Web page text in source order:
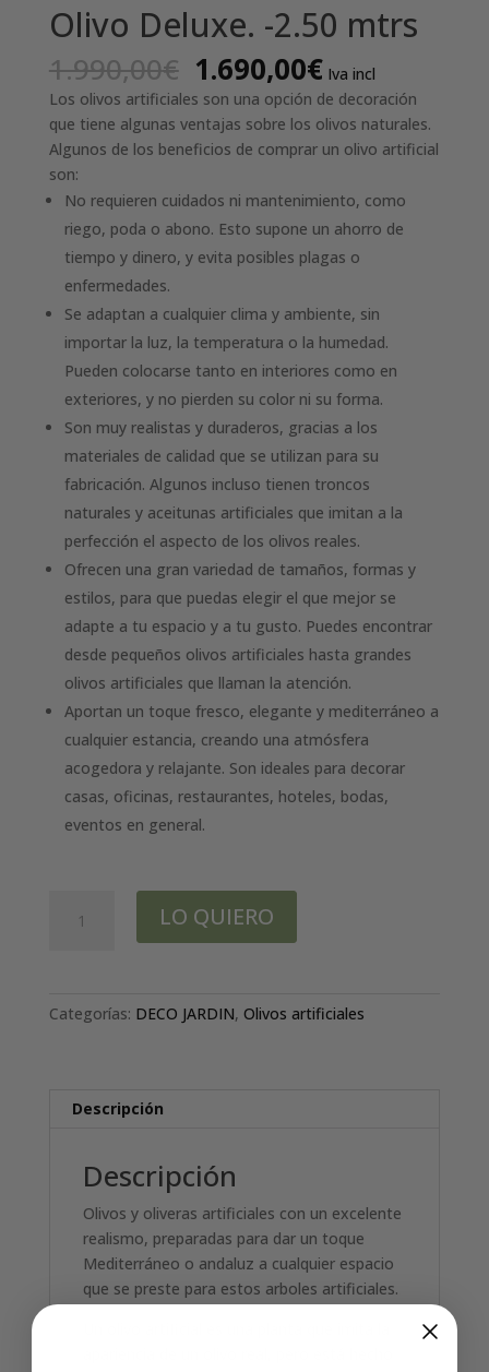
Olivo Deluxe. -2.50 mtrs
1.990,00€ El
precio
original
era:
1.990,00€.
1.690,00€El
precio
actual
es:
1.690,00€.
Iva incl
Los olivos artificiales son una opción de decoración
que tiene algunas ventajas sobre los olivos naturales.
Algunos de los beneficios de comprar un olivo artificial
son:
No requieren cuidados ni mantenimiento, como
riego, poda o abono. Esto supone un ahorro de
tiempo y dinero, y evita posibles plagas o
enfermedades.
Se adaptan a cualquier clima y ambiente, sin
importar la luz, la temperatura o la humedad.
Pueden colocarse tanto en interiores como en
exteriores, y no pierden su color ni su forma.
Son muy realistas y duraderos, gracias a los
materiales de calidad que se utilizan para su
fabricación. Algunos incluso tienen troncos
naturales y aceitunas artificiales que imitan a la
perfección el aspecto de los olivos reales.
Ofrecen una gran variedad de tamaños, formas y
estilos, para que puedas elegir el que mejor se
adapte a tu espacio y a tu gusto. Puedes encontrar
desde pequeños olivos artificiales hasta grandes
olivos artificiales que llaman la atención.
Aportan un toque fresco, elegante y mediterráneo a
cualquier estancia, creando una atmósfera
acogedora y relajante. Son ideales para decorar
casas, oficinas, restaurantes, hoteles, bodas,
eventos en general.
Deluxe.
LO QUIERO
Categorías: DECO JARDIN, Olivos artificiales
Descripción
Descripción
Olivos y oliveras artificiales con un excelente
realismo, preparadas para dar un toque
Mediterráneo o andaluz a cualquier espacio
que se preste para estos arboles artificiales.